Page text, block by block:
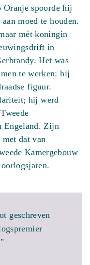
Oranje spoorde hij
moed te houden.
mét koningin
in
Het was
te werken: hij
figuur.
hij werd
Engeland. Zijn
met dat van
Kamergebouw
geschreven